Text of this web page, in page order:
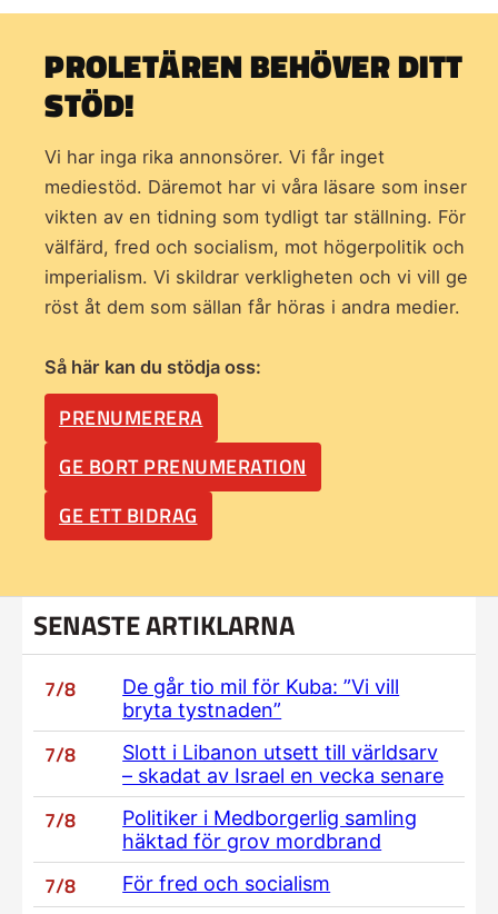
PROLETÄREN BEHÖVER DITT
STÖD!
Vi har inga rika annonsörer. Vi får inget
mediestöd. Däremot har vi våra läsare som inser
vikten av en tidning som tydligt tar ställning. För
välfärd, fred och socialism, mot högerpolitik och
imperialism. Vi skildrar verkligheten och vi vill ge
röst åt dem som sällan får höras i andra medier.
Så här kan du stödja oss:
PRENUMERERA
GE BORT PRENUMERATION
GE ETT BIDRAG
SENASTE ARTIKLARNA
7/8
De går tio mil för Kuba: ”Vi vill
bryta tystnaden”
7/8
Slott i Libanon utsett till världsarv
– skadat av Israel en vecka senare
7/8
Politiker i Medborgerlig samling
häktad för grov mordbrand
7/8 För fred och socialism